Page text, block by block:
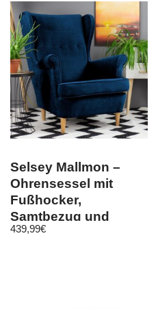
Selsey Mallmon –
Ohrensessel mit
Fußhocker,
Samtbezug und
Holzbeinen
439,99€